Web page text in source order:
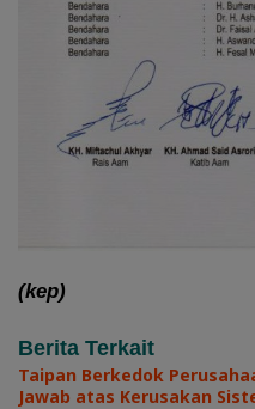
(kep)
Berita Terkait
Taipan Berkedok
Jawab atas Kerusakan